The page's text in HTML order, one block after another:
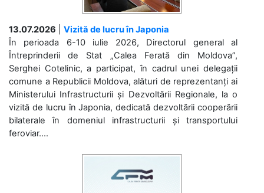
13.07.2026
Vizită de lucru în Japonia
În perioada 6-10 iulie 2026, Directorul general al
Întreprinderii de Stat „Calea Ferată din Moldova”,
Serghei Cotelinic, a participat, în cadrul unei delegații
comune a Republicii Moldova, alături de reprezentanți ai
Ministerului Infrastructurii și Dezvoltării Regionale, la o
vizită de lucru în Japonia, dedicată dezvoltării cooperării
bilaterale în domeniul infrastructurii și transportului
feroviar....